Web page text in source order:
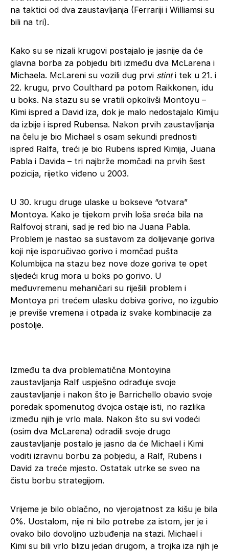
na taktici od dva zaustavljanja (Ferrariji i Williamsi su
bili na tri).
Kako su se nizali krugovi postajalo je jasnije da će
glavna borba za pobjedu biti između dva McLarena i
Michaela. McLareni su vozili dug prvi stinti tek u 21. i
22. krugu, prvo Coulthard pa potom Raikkonen, idu
u boks. Na stazu su se vratili opkolivši Montoyu –
Kimi ispred a David iza, dok je malo nedostajalo Kimiju
da izbije i ispred Rubensa. Nakon prvih zaustavljanja
na čelu je bio Michael s osam sekundi prednosti
ispred Ralfa, treći je bio Rubens ispred Kimija, Juana
Pabla i Davida – tri najbrže momčadi na prvih šest
pozicija, rijetko viđeno u 2003.
U 30. krugu druge ulaske u bokseve “otvara”
Montoya. Kako je tijekom prvih loša sreća bila na
Ralfovoj strani, sad je red bio na Juana Pabla.
Problem je nastao sa sustavom za dolijevanje goriva
koji nije isporučivao gorivo i momčad pušta
Kolumbijca na stazu bez nove doze goriva te opet
sljedeći krug mora u boks po gorivo. U
međuvremenu mehaničari su riješili problem i
Montoya pri trećem ulasku dobiva gorivo, no izgubio
je previše vremena i otpada iz svake kombinacije za
postolje.
Između ta dva problematična Montoyina
zaustavljanja Ralf uspješno odrađuje svoje
zaustavljanje i nakon što je Barrichello obavio svoje
poredak spomenutog dvojca ostaje isti, no razlika
između njih je vrlo mala. Nakon što su svi vodeći
(osim dva McLarena) odradili svoje drugo
zaustavljanje postalo je jasno da će Michael i Kimi
voditi izravnu borbu za pobjedu, a Ralf, Rubens i
David za treće mjesto. Ostatak utrke se sveo na
čistu borbu strategijom.
Vrijeme je bilo oblačno, no vjerojatnost za kišu je bila
0%. Uostalom, nije ni bilo potrebe za istom, jer je i
ovako bilo dovoljno uzbuđenja na stazi. Michael i
Kimi su bili vrlo blizu jedan drugom, a trojka iza njih je